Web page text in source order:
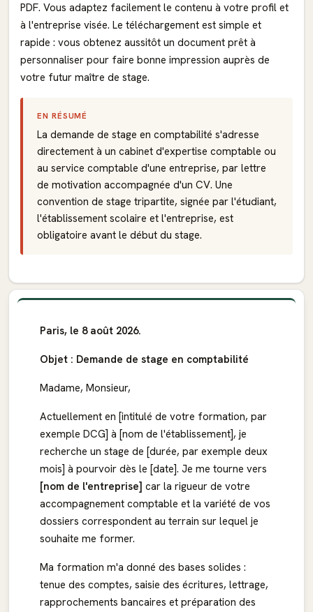
PDF. Vous adaptez facilement le contenu à votre profil et
à l'entreprise visée. Le téléchargement est simple et
rapide : vous obtenez aussitôt un document prêt à
personnaliser pour faire bonne impression auprès de
votre futur maître de stage.
EN RÉSUMÉ
La demande de stage en comptabilité s'adresse
directement à un cabinet d'expertise comptable ou
au service comptable d'une entreprise, par lettre
de motivation accompagnée d'un CV. Une
convention de stage tripartite, signée par l'étudiant,
l'établissement scolaire et l'entreprise, est
obligatoire avant le début du stage.
Paris, le 8 août 2026.
Objet : Demande de stage en comptabilité
Madame, Monsieur,
Actuellement en [intitulé de votre formation, par
exemple DCG] à [nom de l'établissement], je
recherche un stage de [durée, par exemple deux
mois] à pourvoir dès le [date]. Je me tourne vers
[nom de l'entreprise] car la rigueur de votre
accompagnement comptable et la variété de vos
dossiers correspondent au terrain sur lequel je
souhaite me former.
Ma formation m'a donné des bases solides :
tenue des comptes, saisie des écritures, lettrage,
rapprochements bancaires et préparation des